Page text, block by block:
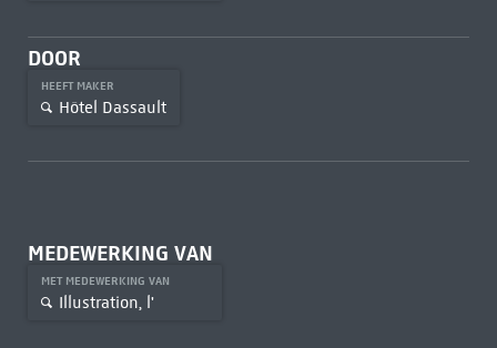
DOOR
HEEFT MAKER
Hôtel Dassault
MEDEWERKING VAN
MET MEDEWERKING VAN
Illustration, l'